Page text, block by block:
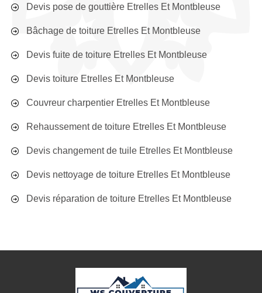
Devis pose de gouttière Etrelles Et Montbleuse
Bâchage de toiture Etrelles Et Montbleuse
Devis fuite de toiture Etrelles Et Montbleuse
Devis toiture Etrelles Et Montbleuse
Couvreur charpentier Etrelles Et Montbleuse
Rehaussement de toiture Etrelles Et Montbleuse
Devis changement de tuile Etrelles Et Montbleuse
Devis nettoyage de toiture Etrelles Et Montbleuse
Devis réparation de toiture Etrelles Et Montbleuse